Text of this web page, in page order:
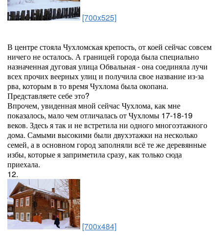
[700x525]
В центре стояла Чухломская крепость, от коей сейчас совсем
ничего не осталось. А границей города была специально
назначенная дуговая улица Обвальная - она соединяла лучи
всех прочих веерных улиц и получила свое название из-за
рва, которым в то время Чухлома была окопана.
Представляете себе это?
Впрочем, увиденная мной сейчас Чухлома, как мне
показалось, мало чем отличалась от Чухломы 17-18-19
веков. Здесь я так и не встретила ни одного многоэтажного
дома. Самыми высокими были двухэтажки на несколько
семей, а в основном город заполняли всё те же деревянные
избы, которые я заприметила сразу, как только сюда
приехала.
12.
[700x484]